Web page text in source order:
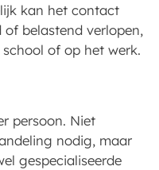
kan het contact
belastend verlopen,
of op het werk.
persoon. Niet
nodig, maar
gespecialiseerde